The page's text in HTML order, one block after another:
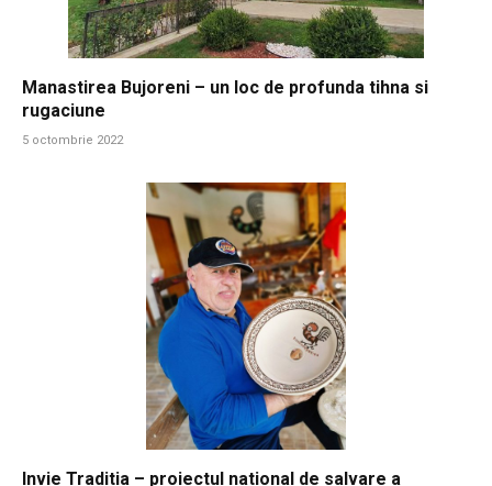
Manastirea Bujoreni – un loc de profunda tihna si
rugaciune
5 octombrie 2022
Invie Traditia – proiectul national de salvare a